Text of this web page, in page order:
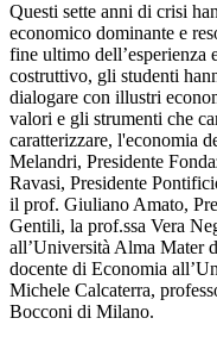
Questi sette anni di crisi
economico dominante e
fine ultimo dell’esperienza
costruttivo, gli studenti
dialogare con illustri
valori e gli strumenti che
caratterizzare, l'economia
Melandri, Presidente
Ravasi, Presidente
il prof. Giuliano Amato,
Gentili, la prof.ssa Vera
all’Università Alma Mater
docente di Economia
Michele Calcaterra,
Bocconi di Milano.